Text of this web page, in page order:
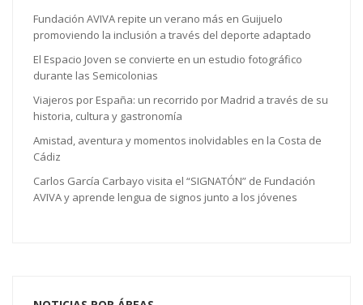
Fundación AVIVA repite un verano más en Guijuelo
promoviendo la inclusión a través del deporte adaptado
El Espacio Joven se convierte en un estudio fotográfico
durante las Semicolonias
Viajeros por España: un recorrido por Madrid a través de su
historia, cultura y gastronomía
Amistad, aventura y momentos inolvidables en la Costa de
Cádiz
Carlos García Carbayo visita el “SIGNATÓN” de Fundación
AVIVA y aprende lengua de signos junto a los jóvenes